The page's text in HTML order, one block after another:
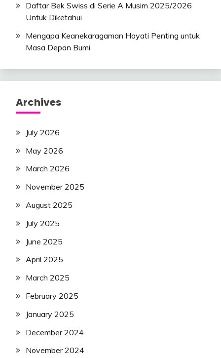
Daftar Bek Swiss di Serie A Musim 2025/2026
Untuk Diketahui
Mengapa Keanekaragaman Hayati Penting untuk
Masa Depan Bumi
Archives
July 2026
May 2026
March 2026
November 2025
August 2025
July 2025
June 2025
April 2025
March 2025
February 2025
January 2025
December 2024
November 2024